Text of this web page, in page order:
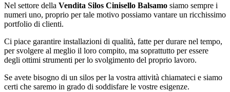
Nel settore della Vendita Silos Cinisello Balsamo siamo sempre i
numeri uno, proprio per tale motivo possiamo vantare un ricchissimo
portfolio di clienti.
Ci piace garantire installazioni di qualità, fatte per durare nel tempo,
per svolgere al meglio il loro compito, ma soprattutto per essere
degli ottimi strumenti per lo svolgimento del proprio lavoro.
Se avete bisogno di un silos per la vostra attività chiamateci e siamo
certi che saremo in grado di soddisfare le vostre esigenze.